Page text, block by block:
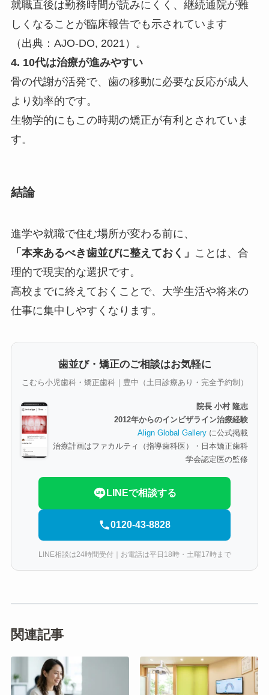
就職直後は勤務時間が読みにくく、継続通院が難
しくなることが臨床報告でも示されています
（出典：AJO-DO, 2021）。
4. 10代は治療が進みやすい
骨の代謝が活発で、歯の移動に必要な反応が成人
より効率的です。
生物学的にもこの時期の矯正が有利とされていま
す。
結論
進学や就職で住む場所が変わる前に、
「本来あるべき歯並びに整えておく」 ことは、合
理的で現実的な選択です。
高校までに終えておくことで、大学生活や将来の
仕事に集中しやすくなります。
歯並び・矯正のご相談はお気軽に
こむら小児歯科・矯正歯科｜豊中（土日診療あり・完全予約制）
院長 小村 隆志
2012年からのインビザライン治療経験
Align Global Gallery に公式掲載
治療計画はファカルティ（指導歯科医）・日本矯正歯科
学会認定医の監修
LINEで相談する
0120-43-8828
LINE相談は24時間受付｜お電話は平日18時・土曜17時まで
関連記事